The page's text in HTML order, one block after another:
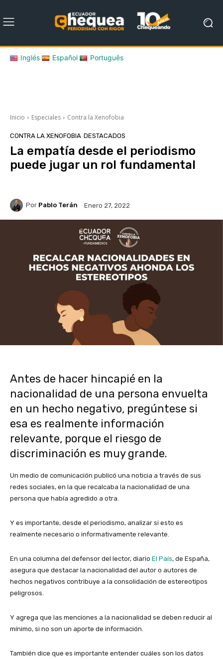
Inglés Español Português
Inicio Especiales Contra la Xenofobia
CONTRA LA XENOFOBIA DESTACADOS
La empatía desde el periodismo
puede jugar un rol fundamental
Por Pablo Terán Enero 27, 2022
Antes de hacer hincapié en la
nacionalidad de una persona envuelta
en un hecho negativo, pregúntese si
esa es realmente información
relevante, porque el riesgo de
discriminación es muy grande.
Un medio de comunicación publicó una noticia a través de sus
redes sociales, en la que recalcaba la nacionalidad de una
persona que había agredido a otra.
Y es importante, desde el periodismo, analizar si esto es
realmente necesario o informativamente relevante.
En una columna del defensor del lector, diario El País, de España,
asegura que destacar la nacionalidad del autor o autores de
hechos negativos contribuye a la consolidación de estereotipos
peligrosos.
Y agrega que las menciones a la nacionalidad se deben reducir al
mínimo, si no son un aporte de información.
También dice que es importante entender cuáles son los datos